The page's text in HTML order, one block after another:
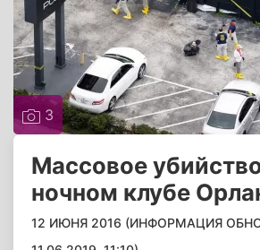
3
Массовое
ночном клубе
12 ИЮНЯ 2016 (ИНФОРМАЦИЯ